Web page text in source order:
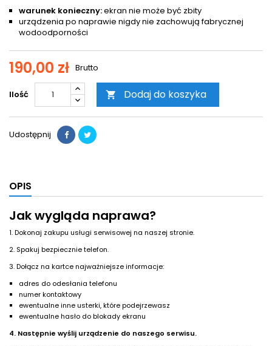
warunek konieczny:ekran nie może być zbity
urządzenia po naprawie nigdy nie zachowują fabrycznej
wodoodporności
190,00 zł Brutto
Ilość  Dodaj do koszyka
Udostępnij
OPIS
Jak wygląda naprawa?
1. Dokonaj zakupu usługi serwisowej na naszej stronie.
2. Spakuj bezpiecznie telefon.
3. Dołącz na kartce najważniejsze informacje:
adres do odesłania telefonu
numer kontaktowy
ewentualne inne usterki, które podejrzewasz
ewentualne hasło do blokady ekranu
4. Następnie wyślij urządzenie do naszego serwisu.